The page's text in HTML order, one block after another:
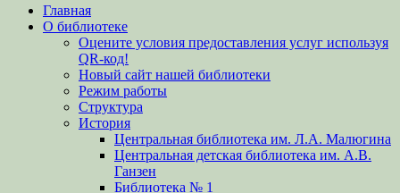
Перейти
содержимому
Главная
О библиотеке
Оцените условия предоставления услуг используя
QR-код!
Новый сайт нашей библиотеки
Режим работы
Структура
История
Центральная библиотека им. Л.А. Малюгина
Центральная детская библиотека им. А.В.
Ганзен
Библиотека № 1